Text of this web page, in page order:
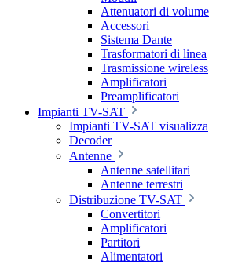
Attenuatori di volume
Accessori
Sistema Dante
Trasformatori di linea
Trasmissione wireless
Amplificatori
Preamplificatori
Impianti TV-SAT
Impianti TV-SAT visualizza
Decoder
Antenne
Antenne satellitari
Antenne terrestri
Distribuzione TV-SAT
Convertitori
Amplificatori
Partitori
Alimentatori